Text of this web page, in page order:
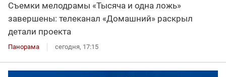
Съемки мелодрамы «Тысяча и одна ложь»
завершены: телеканал «Домашний» раскрыл
детали проекта
Панорама сегодня, 17:15